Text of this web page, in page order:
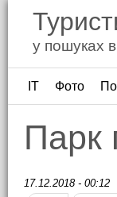
у пошуках
ІТ Фото
Парк
17.12.2018 - 00:12